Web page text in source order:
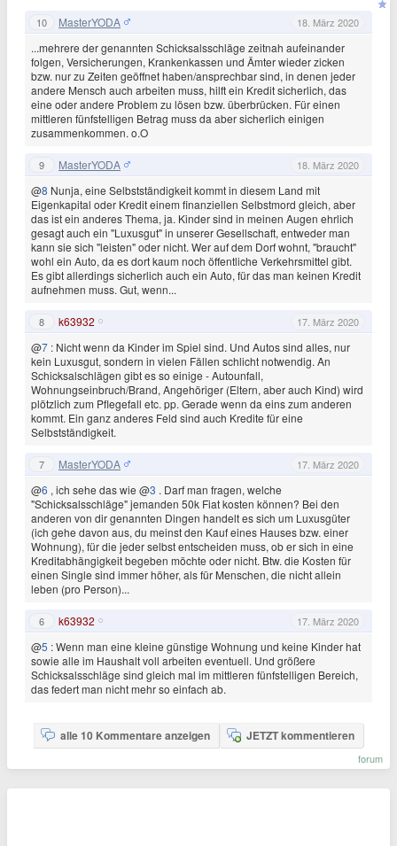
10 MasterYODA 18. März 2020
...mehrere der genannten Schicksalsschläge zeitnah aufeinander
folgen, Versicherungen, Krankenkassen und Ämter wieder zicken
bzw. nur zu Zeiten geöffnet haben/ansprechbar sind, in denen jeder
andere Mensch auch arbeiten muss, hilft ein Kredit sicherlich, das
eine oder andere Problem zu lösen bzw. überbrücken. Für einen
mittleren fünfstelligen Betrag muss da aber sicherlich einigen
zusammenkommen. o.O
9 MasterYODA 18. März 2020
@8 Nunja, eine Selbstständigkeit kommt in diesem Land mit
Eigenkapital oder Kredit einem finanziellen Selbstmord gleich, aber
das ist ein anderes Thema, ja. Kinder sind in meinen Augen ehrlich
gesagt auch ein "Luxusgut" in unserer Gesellschaft, entweder man
kann sie sich "leisten" oder nicht. Wer auf dem Dorf wohnt, "braucht"
wohl ein Auto, da es dort kaum noch öffentliche Verkehrsmittel gibt.
Es gibt allerdings sicherlich auch ein Auto, für das man keinen Kredit
aufnehmen muss. Gut, wenn...
8 k63932 17. März 2020
@7 : Nicht wenn da Kinder im Spiel sind. Und Autos sind alles, nur
kein Luxusgut, sondern in vielen Fällen schlicht notwendig. An
Schicksalschlägen gibt es so einige - Autounfall,
Wohnungseinbruch/Brand, Angehöriger (Eltern, aber auch Kind) wird
plötzlich zum Pflegefall etc. pp. Gerade wenn da eins zum anderen
kommt. Ein ganz anderes Feld sind auch Kredite für eine
Selbstständigkeit.
7 MasterYODA 17. März 2020
@6 , ich sehe das wie @3 . Darf man fragen, welche
"Schicksalsschläge" jemanden 50k Fiat kosten können? Bei den
anderen von dir genannten Dingen handelt es sich um Luxusgüter
(ich gehe davon aus, du meinst den Kauf eines Hauses bzw. einer
Wohnung), für die jeder selbst entscheiden muss, ob er sich in eine
Kreditabhängigkeit begeben möchte oder nicht. Btw. die Kosten für
einen Single sind immer höher, als für Menschen, die nicht allein
leben (pro Person)...
6 k63932 17. März 2020
@5 : Wenn man eine kleine günstige Wohnung und keine Kinder hat
sowie alle im Haushalt voll arbeiten eventuell. Und größere
Schicksalsschläge sind gleich mal im mittleren fünfstelligen Bereich,
das federt man nicht mehr so einfach ab.
alle 10 Kommentare anzeigen JETZT kommentieren
forum